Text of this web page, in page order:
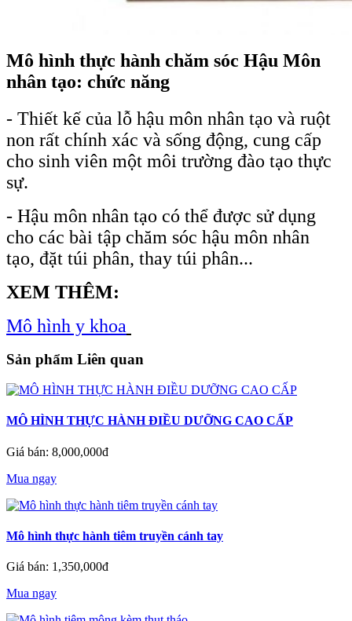
Mô hình thực hành chăm sóc Hậu Môn
nhân tạo: chức năng
- Thiết kế của lỗ hậu môn nhân tạo và ruột
non rất chính xác và sống động, cung cấp
cho sinh viên một môi trường đào tạo thực
sự.
- Hậu môn nhân tạo có thể được sử dụng
cho các bài tập chăm sóc hậu môn nhân
tạo, đặt túi phân, thay túi phân...
XEM THÊM:
Mô hình y khoa
Sản phẩm Liên quan
MÔ HÌNH THỰC HÀNH ĐIỀU DƯỠNG CAO CẤP
Giá bán: 8,000,000đ
Mua ngay
Mô hình thực hành tiêm truyền cánh tay
Giá bán: 1,350,000đ
Mua ngay